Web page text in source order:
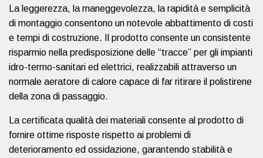
La leggerezza, la maneggevolezza, la rapidità e semplicità
di montaggio consentono un notevole abbattimento di costi
e tempi di costruzione. Il prodotto consente un consistente
risparmio nella predisposizione delle “tracce” per gli impianti
idro-termo-sanitari ed elettrici, realizzabili attraverso un
normale aeratore di calore capace di far ritirare il polistirene
della zona di passaggio.
La certificata qualità dei materiali consente al prodotto di
fornire ottime risposte rispetto ai problemi di
deterioramento ed ossidazione, garantendo stabilità e